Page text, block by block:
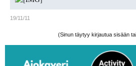
19/11/11
(Sinun täytyy kirjautua sisään